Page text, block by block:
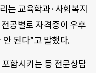
는 교육학과·사회복지
공별로 자격증이 우후
된다”고 말했다.
함시키는 등 전문상담